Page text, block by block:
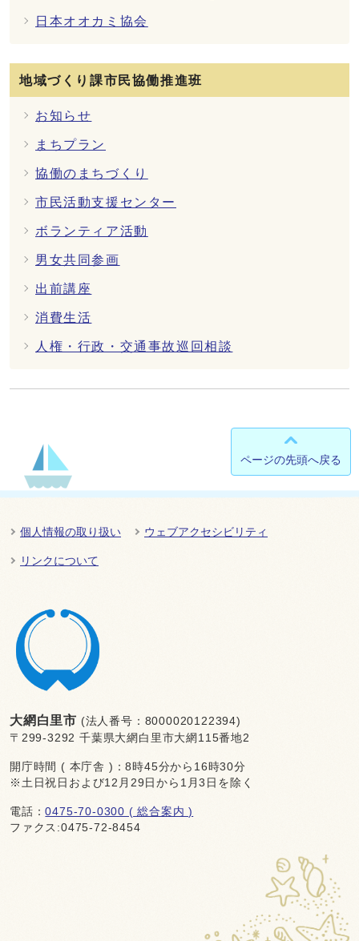
日本オオカミ協会
地域づくり課市民協働推進班
お知らせ
まちプラン
協働のまちづくり
市民活動支援センター
ボランティア活動
男女共同参画
出前講座
消費生活
人権・行政・交通事故巡回相談
ページの先頭へ戻る
個人情報の取り扱い ウェブアクセシビリティ
リンクについて
大網白里市 (法人番号：8000020122394)
〒299-3292 千葉県大網白里市大網115番地2
開庁時間 ( 本庁舎 )：8時45分から16時30分
※土日祝日および12月29日から1月3日を除く
電話：0475-70-0300 ( 総合案内 )
ファクス:0475-72-8454